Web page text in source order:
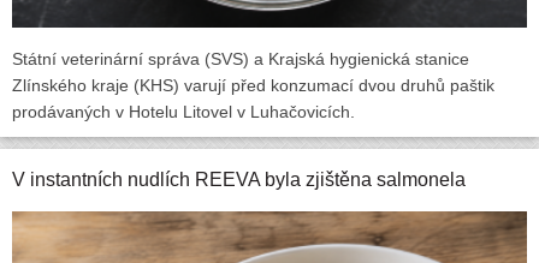
Státní veterinární správa (SVS) a Krajská hygienická stanice
Zlínského kraje (KHS) varují před konzumací dvou druhů paštik
prodávaných v Hotelu Litovel v Luhačovicích.
V instantních nudlích REEVA byla zjištěna salmonela